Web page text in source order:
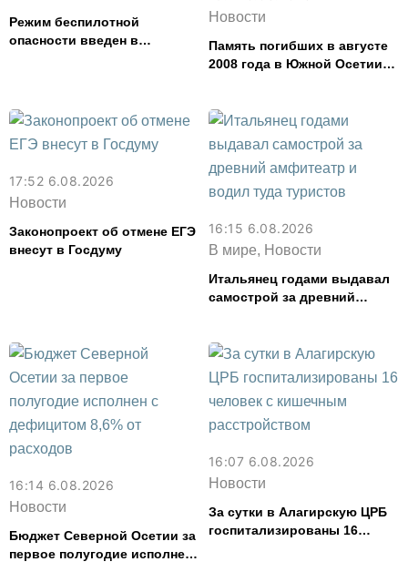
Режим беспилотной
опасности введен в
Новости
Память погибших в августе
2008 года в Южной Осетии
17:52 6.08.2026
Новости
Законопроект об отмене ЕГЭ
внесут в Госдуму
16:15 6.08.2026
В мире, Новости
Итальянец годами выдавал
самострой за древний
16:14 6.08.2026
Новости
Бюджет Северной Осетии за
первое полугодие исполнен
16:07 6.08.2026
Новости
За сутки в Алагирскую ЦРБ
госпитализированы 16